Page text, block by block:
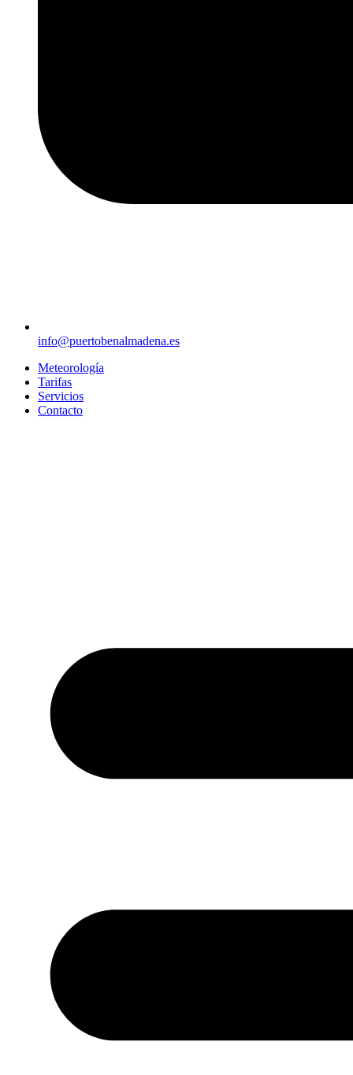
info@puertobenalmadena.es
Meteorología
Tarifas
Servicios
Contacto